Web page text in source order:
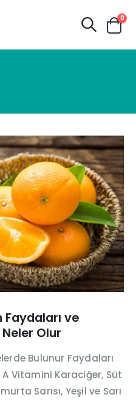
0
ve
Olur
Bulunur Faydaları
Vitamini Karaciğer, Süt
Sarısı, Yeşil ve Sarı